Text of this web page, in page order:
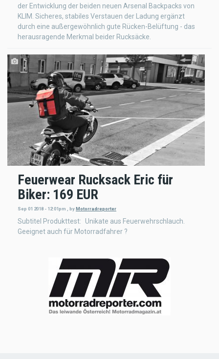
der Entwicklung der beiden neuen Arsenal Backpacks von
KLIM. Sicheres, stabiles Verstauen der Ladung ergänzt
durch eine außergewöhnlich gute Rücken-Belüftung - das
herausragende Merkmal beider Rucksäcke.
Feuerwear Rucksack Eric für
Biker: 169 EUR
Sep 01 2018 - 12:01pm byMotorradreporter
Subtitel Produkttest: Unikate aus Feuerwehrschlauch.
Geeignet auch für Motorradfahrer ?